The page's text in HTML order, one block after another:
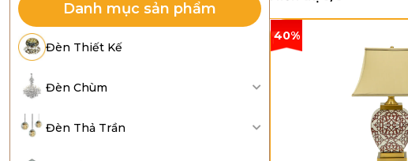
Danh mục sản phẩm
Đèn Thiết Kế
Đèn Chùm
Đèn Thả Trần
40%